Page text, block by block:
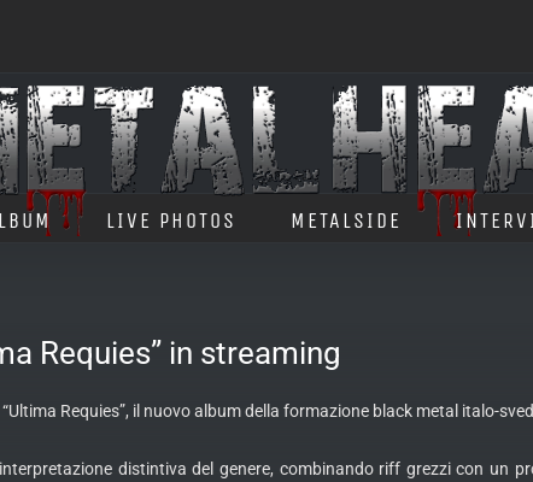
LIVE PHOTOS METALSIDE
Requies” in streaming
Requies”, il nuovo album della formazione black metal italo-
distintiva del genere, combinando riff grezzi con un